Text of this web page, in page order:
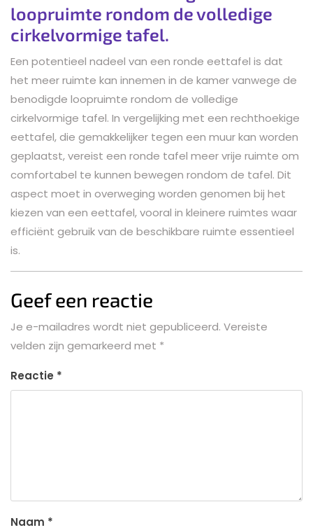
loopruimte rondom de volledige
cirkelvormige tafel.
Een potentieel nadeel van een ronde eettafel is dat
het meer ruimte kan innemen in de kamer vanwege de
benodigde loopruimte rondom de volledige
cirkelvormige tafel. In vergelijking met een rechthoekige
eettafel, die gemakkelijker tegen een muur kan worden
geplaatst, vereist een ronde tafel meer vrije ruimte om
comfortabel te kunnen bewegen rondom de tafel. Dit
aspect moet in overweging worden genomen bij het
kiezen van een eettafel, vooral in kleinere ruimtes waar
efficiënt gebruik van de beschikbare ruimte essentieel
is.
Geef een reactie
Je e-mailadres wordt niet gepubliceerd. Vereiste
velden zijn gemarkeerd met *
Reactie *
Naam *